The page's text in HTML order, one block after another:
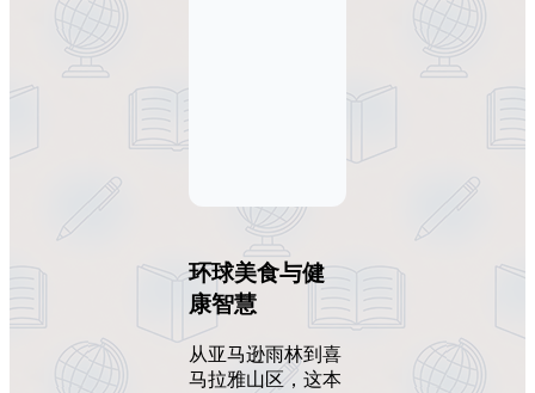
环球美食与健
康智慧
从亚马逊雨林到喜
马拉雅山区，这本